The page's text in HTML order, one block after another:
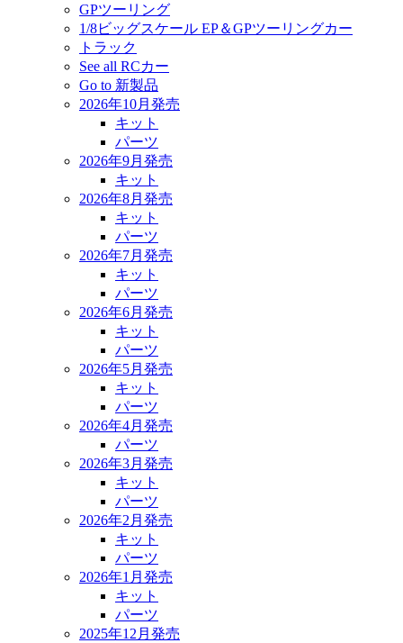
GPツーリング
1/8ビッグスケール EP＆GPツーリングカー
トラック
See all RCカー
Go to 新製品
2026年10月発売
キット
パーツ
2026年9月発売
キット
2026年8月発売
キット
パーツ
2026年7月発売
キット
パーツ
2026年6月発売
キット
パーツ
2026年5月発売
キット
パーツ
2026年4月発売
パーツ
2026年3月発売
キット
パーツ
2026年2月発売
キット
パーツ
2026年1月発売
キット
パーツ
2025年12月発売